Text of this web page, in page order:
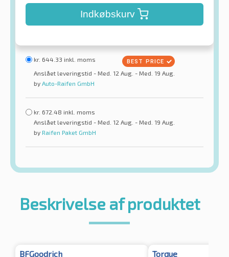
Indkøbskurv
kr. 644.33 inkl. moms
Anslået leveringstid - Med. 12 Aug. - Med. 19 Aug.
by Auto-Raifen GmbH
kr. 672.48 inkl. moms
Anslået leveringstid - Med. 12 Aug. - Med. 19 Aug.
by Raifen Paket GmbH
Beskrivelse af produktet
BFGoodrich Torque